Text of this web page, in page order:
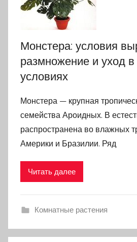
Монстера: условия
размножение и уход
условиях
Монстера — крупная
семейства Ароидных. В
распространена во влажных
Америки и Бразилии. Ряд
Читать далее
Комнатные растения